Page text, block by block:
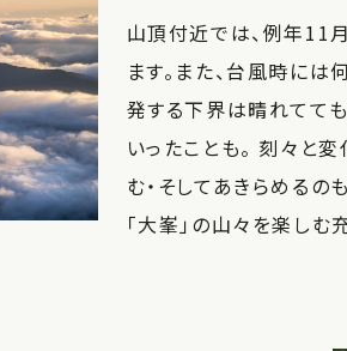
山頂付近では、例年11
ます。また、台風時に
発する下界は晴れてて
いったことも。 刻々と
む・そしてあきらめる
「大峯」の山々を楽しむ